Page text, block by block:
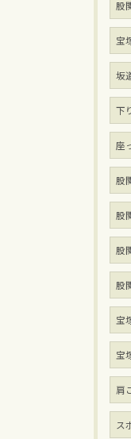
股
宝
坂
下
座
股
股
股
股
宝
宝
肩
ス